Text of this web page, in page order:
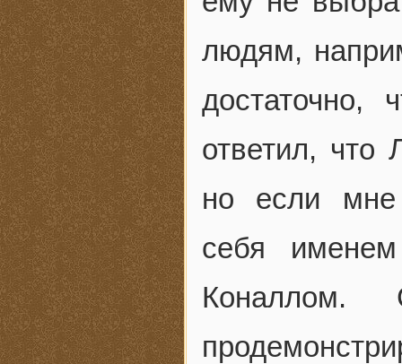
людям,
достаточно,
ответил, что
но если мне
себя
Коналлом.